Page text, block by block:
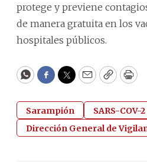
protege y previene
de manera gratuita en los
hospitales públicos.
WhatsApp
Facebook
Twitter
EmailCopy
Sarampión SARS-COV-2
Dirección General de